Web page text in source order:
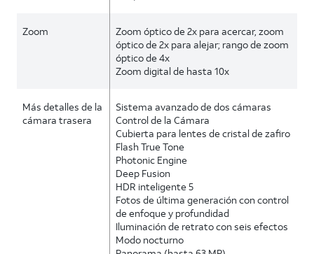
Zoom
Zoom óptico de 2x para acercar, zoom
óptico de 2x para alejar; rango de zoom
óptico de 4x
Zoom digital de hasta 10x
Más detalles de la
cámara trasera
Sistema avanzado de dos cámaras
Control de la Cámara
Cubierta para lentes de cristal de zafiro
Flash True Tone
Photonic Engine
Deep Fusion
HDR inteligente 5
Fotos de última generación con control
de enfoque y profundidad
Iluminación de retrato con seis efectos
Modo nocturno